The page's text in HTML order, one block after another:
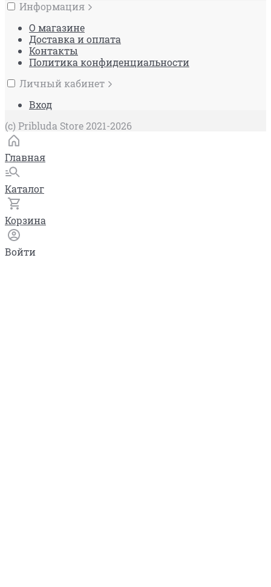
Информация
О магазине
Доставка и оплата
Контакты
Политика конфиденциальности
Личный кабинет
Вход
(c) Pribluda Store 2021-2026
Главная
Каталог
Корзина
Войти